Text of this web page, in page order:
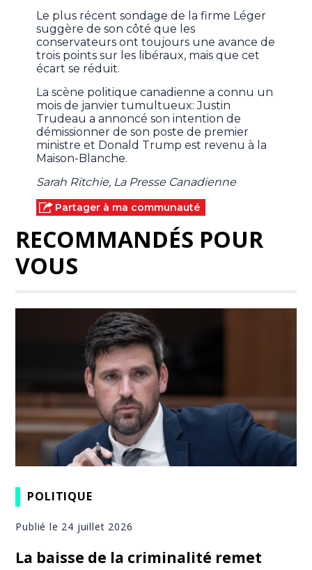
Le plus récent sondage de la firme Léger
suggère de son côté que les
conservateurs ont toujours une avance de
trois points sur les libéraux, mais que cet
écart se réduit.
La scène politique canadienne a connu un
mois de janvier tumultueux: Justin
Trudeau a annoncé son intention de
démissionner de son poste de premier
ministre et Donald Trump est revenu à la
Maison-Blanche.
Sarah Ritchie, La Presse Canadienne
Partager à ma communauté
RECOMMANDÉS POUR
VOUS
POLITIQUE
Publié le 24 juillet 2026
La baisse de la criminalité remet